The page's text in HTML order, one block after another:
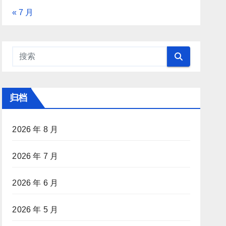
« 7 月
归档
2026 年 8 月
2026 年 7 月
2026 年 6 月
2026 年 5 月